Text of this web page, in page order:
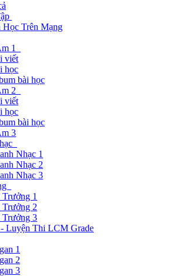
Học Trên Mạng
1
viết
học
bài học
2
viết
học
bài học
3
Nhạc 1
Nhạc 2
Nhạc 3
Trưởng 1
Trưởng 2
Trưởng 3
Luyện Thi LCM Grade
1
2
3